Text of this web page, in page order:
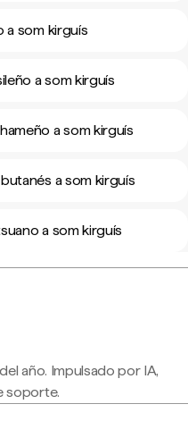
a som kirguís
a som kirguís
a som kirguís
a som kirguís
a som kirguís
año. Impulsado por IA,
soporte.